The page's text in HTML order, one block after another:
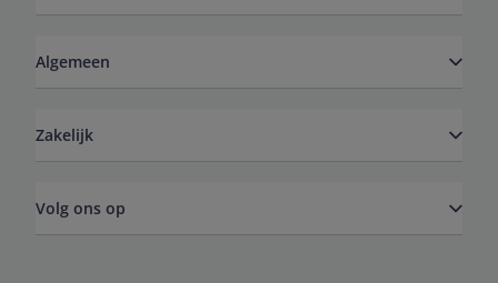
Algemeen
Zakelijk
Volg ons op